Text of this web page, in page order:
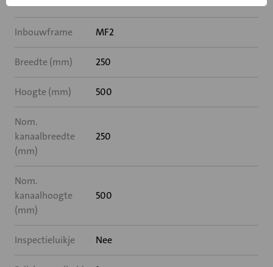
Inbouwframe MF2
Breedte (mm) 250
Hoogte (mm) 500
Nom.
kanaalbreedte
(mm)
250
Nom.
kanaalhoogte
(mm)
500
Inspectieluikje Nee